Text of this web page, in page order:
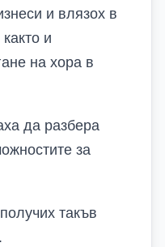
и влязох в
и
на хора в
да разбера
за
такъв